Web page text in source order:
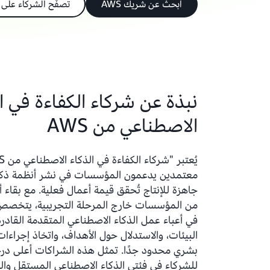
ابحث عن شريك AWS تصفّح الشركاء على Marketplace
نبذة عن شركاء الكفاءة في
الاصطناعي من AWS
معتمدين يدعمون المؤسسات في نشر أنظمة
من المؤسسات خارج المرحلة التجريبية،
في أعباء عمل الذكاء الاصطناعي المتقدمة
البيئات، والاستدلال حول الأهداف، واتخاذ
بشري محدود جدًا. تمثل هذه الشراكات أعلى
للشركاء في فئتي الذكاء الاصطناعي المستقل